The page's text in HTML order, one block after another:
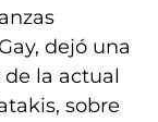
dejó una
la actual
sobre